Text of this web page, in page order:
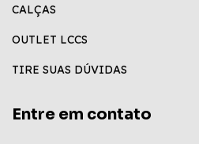
CALÇAS
OUTLET LCCS
TIRE SUAS DÚVIDAS
Entre em contato